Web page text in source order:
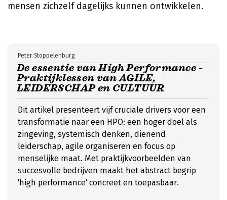
mensen zichzelf dagelijks kunnen ontwikkelen.
De essentie van High Performance -
Praktijklessen van AGILE,
LEIDERSCHAP en CULTUUR
Peter Stoppelenburg
Dit artikel presenteert vijf cruciale drivers voor een
transformatie naar een HPO: een hoger doel als
zingeving, systemisch denken, dienend
leiderschap, agile organiseren en focus op
menselijke maat. Met praktijkvoorbeelden van
succesvolle bedrijven maakt het abstract begrip
'high performance' concreet en toepasbaar.